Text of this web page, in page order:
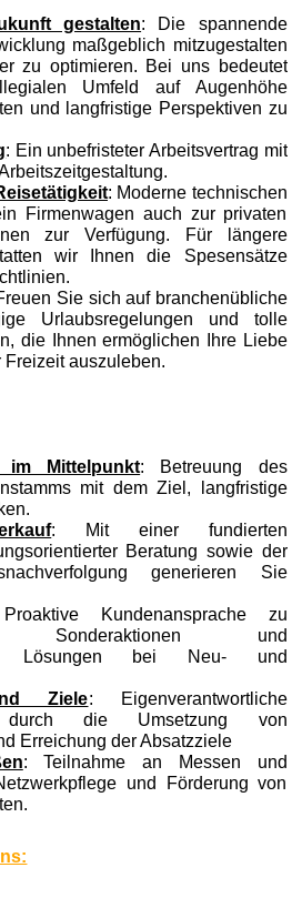
gestalten: Die spannende
maßgeblich mitzugestalten
zu optimieren. Bei uns bedeutet
Umfeld auf Augenhöhe
und langfristige Perspektiven zu
: Ein unbefristeter Arbeitsvertrag mit
: Moderne technischen
Firmenwagen auch zur privaten
zur Verfügung. Für längere
wir Ihnen die Spesensätze
Sie sich auf branchenübliche
Urlaubsregelungen und tolle
die Ihnen ermöglichen Ihre Liebe
auszuleben.
Mittelpunkt: Betreuung des
mit dem Ziel, langfristige
: Mit einer fundierten
Beratung sowie der
generieren Sie
Kundenansprache zu
Sonderaktionen und
Lösungen bei Neu- und
Ziele: Eigenverantwortliche
durch die Umsetzung von
Erreichung der Absatzziele
: Teilnahme an Messen und
und Förderung von